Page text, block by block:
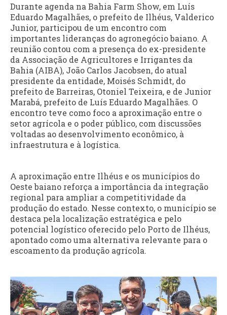
Durante agenda na Bahia Farm Show, em Luís
Eduardo Magalhães, o prefeito de Ilhéus, Valderico
Junior, participou de um encontro com
importantes lideranças do agronegócio baiano. A
reunião contou com a presença do ex-presidente
da Associação de Agricultores e Irrigantes da
Bahia (AIBA), João Carlos Jacobsen, do atual
presidente da entidade, Moisés Schmidt, do
prefeito de Barreiras, Otoniel Teixeira, e de Junior
Marabá, prefeito de Luís Eduardo Magalhães. O
encontro teve como foco a aproximação entre o
setor agrícola e o poder público, com discussões
voltadas ao desenvolvimento econômico, à
infraestrutura e à logística.
A aproximação entre Ilhéus e os municípios do
Oeste baiano reforça a importância da integração
regional para ampliar a competitividade da
produção do estado. Nesse contexto, o município se
destaca pela localização estratégica e pelo
potencial logístico oferecido pelo Porto de Ilhéus,
apontado como uma alternativa relevante para o
escoamento da produção agrícola.